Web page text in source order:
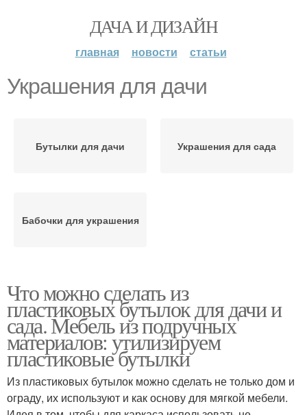
ДАЧА И ДИЗАЙН
главная новости статьи
Украшения для дачи
Бутылки для дачи Украшения для сада
Бабочки для украшения
Что можно сделать из
пластиковых бутылок для дачи и
сада. Мебель из подручных
материалов: утилизируем
пластиковые бутылки
Из пластиковых бутылок можно сделать не только дом и
ограду, их используют и как основу для мягкой мебели.